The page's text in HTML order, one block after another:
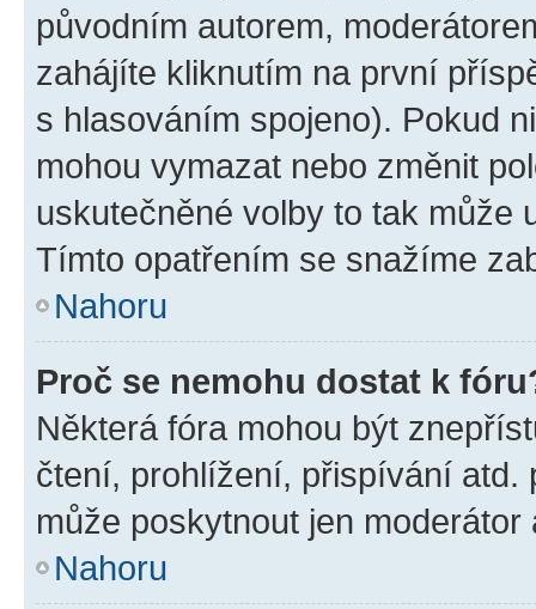
původním autorem,
zahájíte kliknutím na první
s hlasováním spojeno). Pokud
mohou vymazat nebo změnit
uskutečněné volby to tak může
Tímto opatřením se snažíme
Nahoru
Proč se nemohu dostat k
Některá fóra mohou být
čtení, prohlížení, přispívání atd.
může poskytnout jen
Nahoru